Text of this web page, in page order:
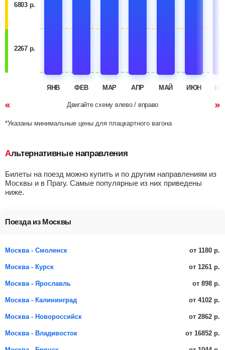
6803 р.
2267 р.
ЯНВ ФЕВ МАР АПР МАЙ ИЮН
Двигайте схему влево / вправо
*Указаны минимальные цены для плацкартного вагона
Альтернативные направления
Билеты на поезд можно купить и по другим направлениям из
Москвы и в Прагу. Самые популярные из них приведены
ниже.
Поезда из Москвы
Москва - Смоленск от 1180 р.
Москва - Курск от 1261 р.
Москва - Ярославль от 898 р.
Москва - Калининград от 4102 р.
Москва - Новороссийск от 2862 р.
Москва - Владивосток от 16852 р.